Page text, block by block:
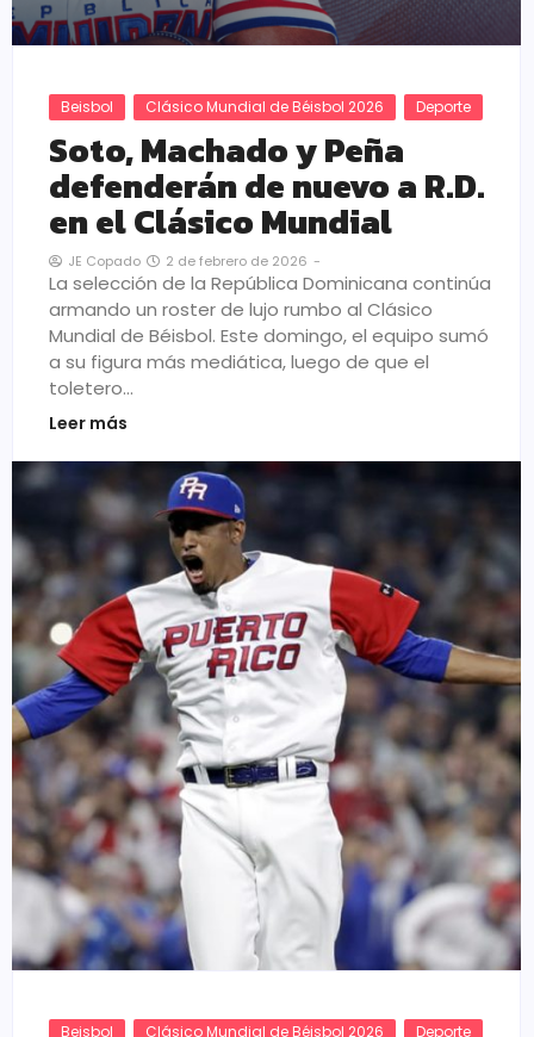
Beisbol Clásico Mundial de Béisbol 2026 Deporte
Soto, Machado y Peña
defenderán de nuevo a R.D.
en el Clásico Mundial
JE Copado 2 de febrero de 2026 -
La selección de la República Dominicana continúa
armando un roster de lujo rumbo al Clásico
Mundial de Béisbol. Este domingo, el equipo sumó
a su figura más mediática, luego de que el
toletero…
Leer más
Beisbol Clásico Mundial de Béisbol 2026 Deporte